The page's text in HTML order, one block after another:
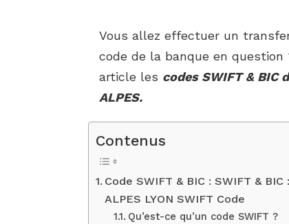
Vous allez effectuer un
code de la banque en
article les codes SWIFT & BIC
ALPES.
Contenus
Code SWIFT & BIC : SWIFT & BIC
ALPES LYON SWIFT Code
Qu’est-ce qu’un code SWIFT ?